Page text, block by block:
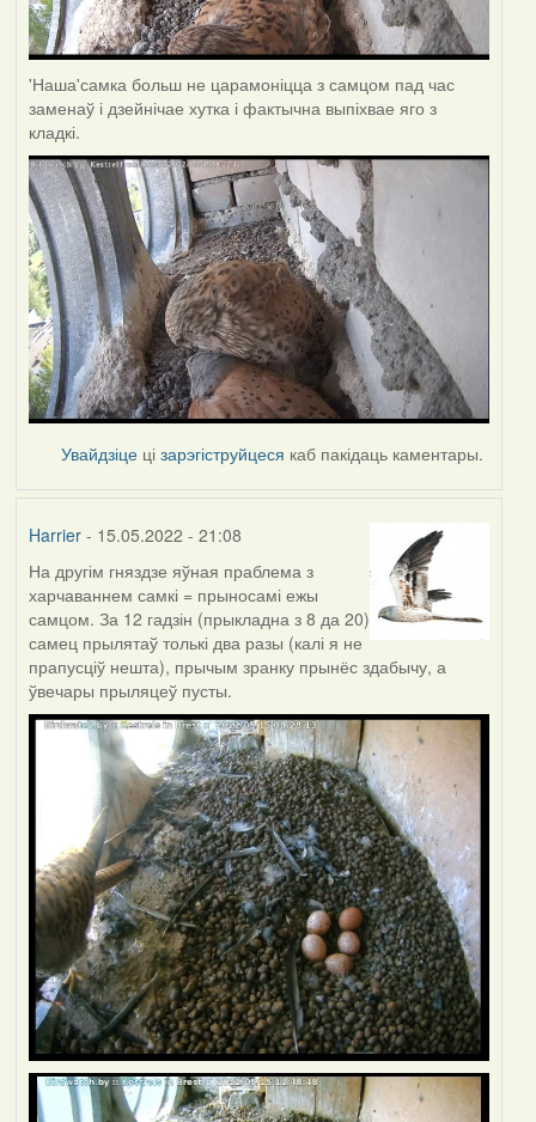
'Наша'самка больш не царамоніцца з самцом пад час
заменаў і дзейнічае хутка і фактычна выпіхвае яго з
кладкі.
Увайдзіце цізарэгіструйцеся каб пакідаць каментары.
Harrier- 15.05.2022 - 21:08
На другім гняздзе яўная праблема з
харчаваннем самкі = прыносамі ежы
самцом. За 12 гадзін (прыкладна з 8 да 20)
самец прылятаў толькі два разы (калі я не
прапусціў нешта), прычым зранку прынёс здабычу, а
ўвечары прыляцеў пусты.